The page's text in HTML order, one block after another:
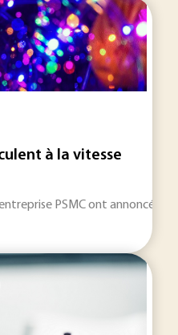
à la vitesse
PSMC ont annoncé